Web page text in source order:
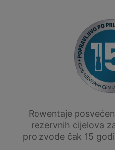
Rowentaje
rezervnih dijelova
proizvode čak 15